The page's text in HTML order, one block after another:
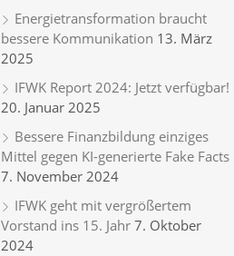
Energietransformation braucht
bessere Kommunikation 13. März
2025
IFWK Report 2024: Jetzt verfügbar!
20. Januar 2025
Bessere Finanzbildung einziges
Mittel gegen KI-generierte Fake Facts
7. November 2024
IFWK geht mit vergrößertem
Vorstand ins 15. Jahr 7. Oktober
2024